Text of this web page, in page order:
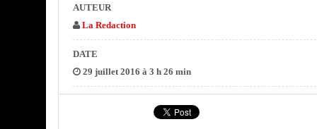
AUTEUR
La Redaction
DATE
29 juillet 2016 à 3 h 26 min